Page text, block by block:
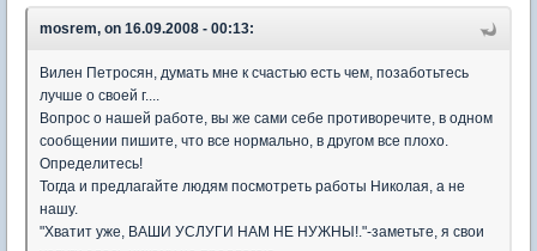
mosrem, on 16.09.2008 - 00:13:
Вилен Петросян, думать мне к счастью есть чем, позаботьтесь
лучше о своей г....
Вопрос о нашей работе, вы же сами себе противоречите, в одном
сообщении пишите, что все нормально, в другом все плохо.
Определитесь!
Тогда и предлагайте людям посмотреть работы Николая, а не
нашу.
"Хватит уже, ВАШИ УСЛУГИ НАМ НЕ НУЖНЫ!."-заметьте, я свои